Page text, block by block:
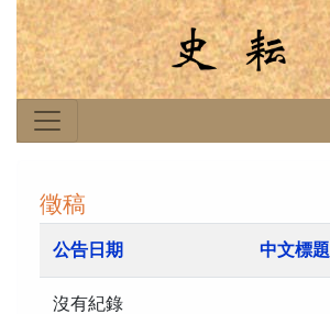
徵稿
公告日期 中文標題
沒有紀錄